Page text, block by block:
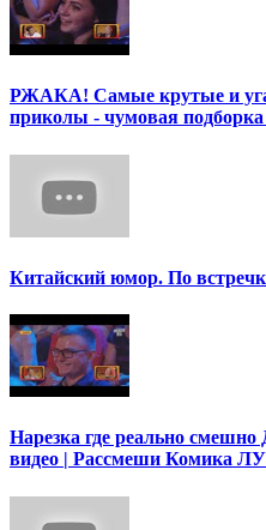
РЖАКА! Самые крутые и
приколы - чумовая
Китайский юмор. По
Нарезка где реально
видео | Рассмеши Комика